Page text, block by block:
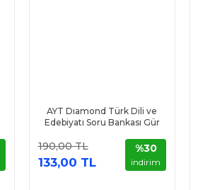
AYT Dıamond Türk Dili ve
Edebiyatı Soru Bankası Gür
190,00 TL
133,00 TL
%30
indirim